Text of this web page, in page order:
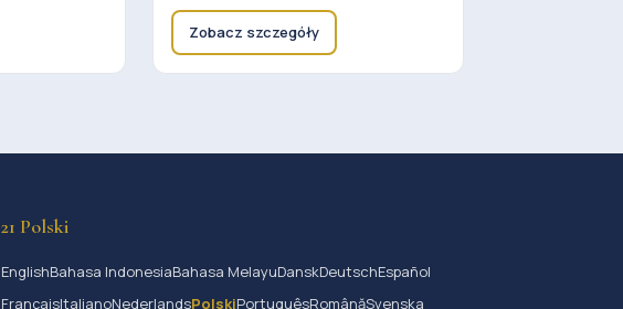
Zobacz szczegóły
21 Polski
EnglishBahasa IndonesiaBahasa MelayuDanskDeutschEspañol
FrançaisItalianoNederlandsPolskiPortuguêsRomânăSvenska